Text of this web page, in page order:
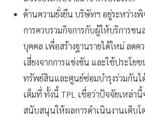
ด้านความยั่งยืน บริษัทฯ อยู่ระหว่าง
การควบรวมกิจการกับผู้ให้บริการขน
บุคคล เพื่อสร้างฐานรายได้ใหม่ ลดค
เสี่ยงจากการแข่งขัน และใช้ประโย
ทรัพย์สินและศูนย์ซ่อมบำรุงร่วมกันไ
เต็มที่ ทั้งนี้ TPL เชื่อว่าปัจจัยเหล่านี้
สนับสนุนให้ผลการดำเนินงานเติบโ